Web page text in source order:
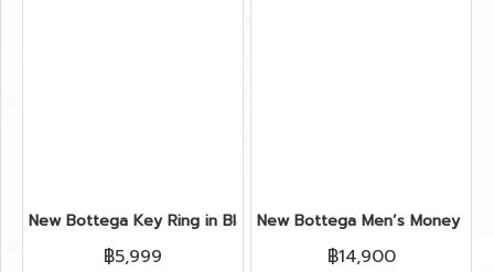
New Bottega Key Ring in Black Leather SHW
฿5,999
New Bottega Men’s Money
฿14,900